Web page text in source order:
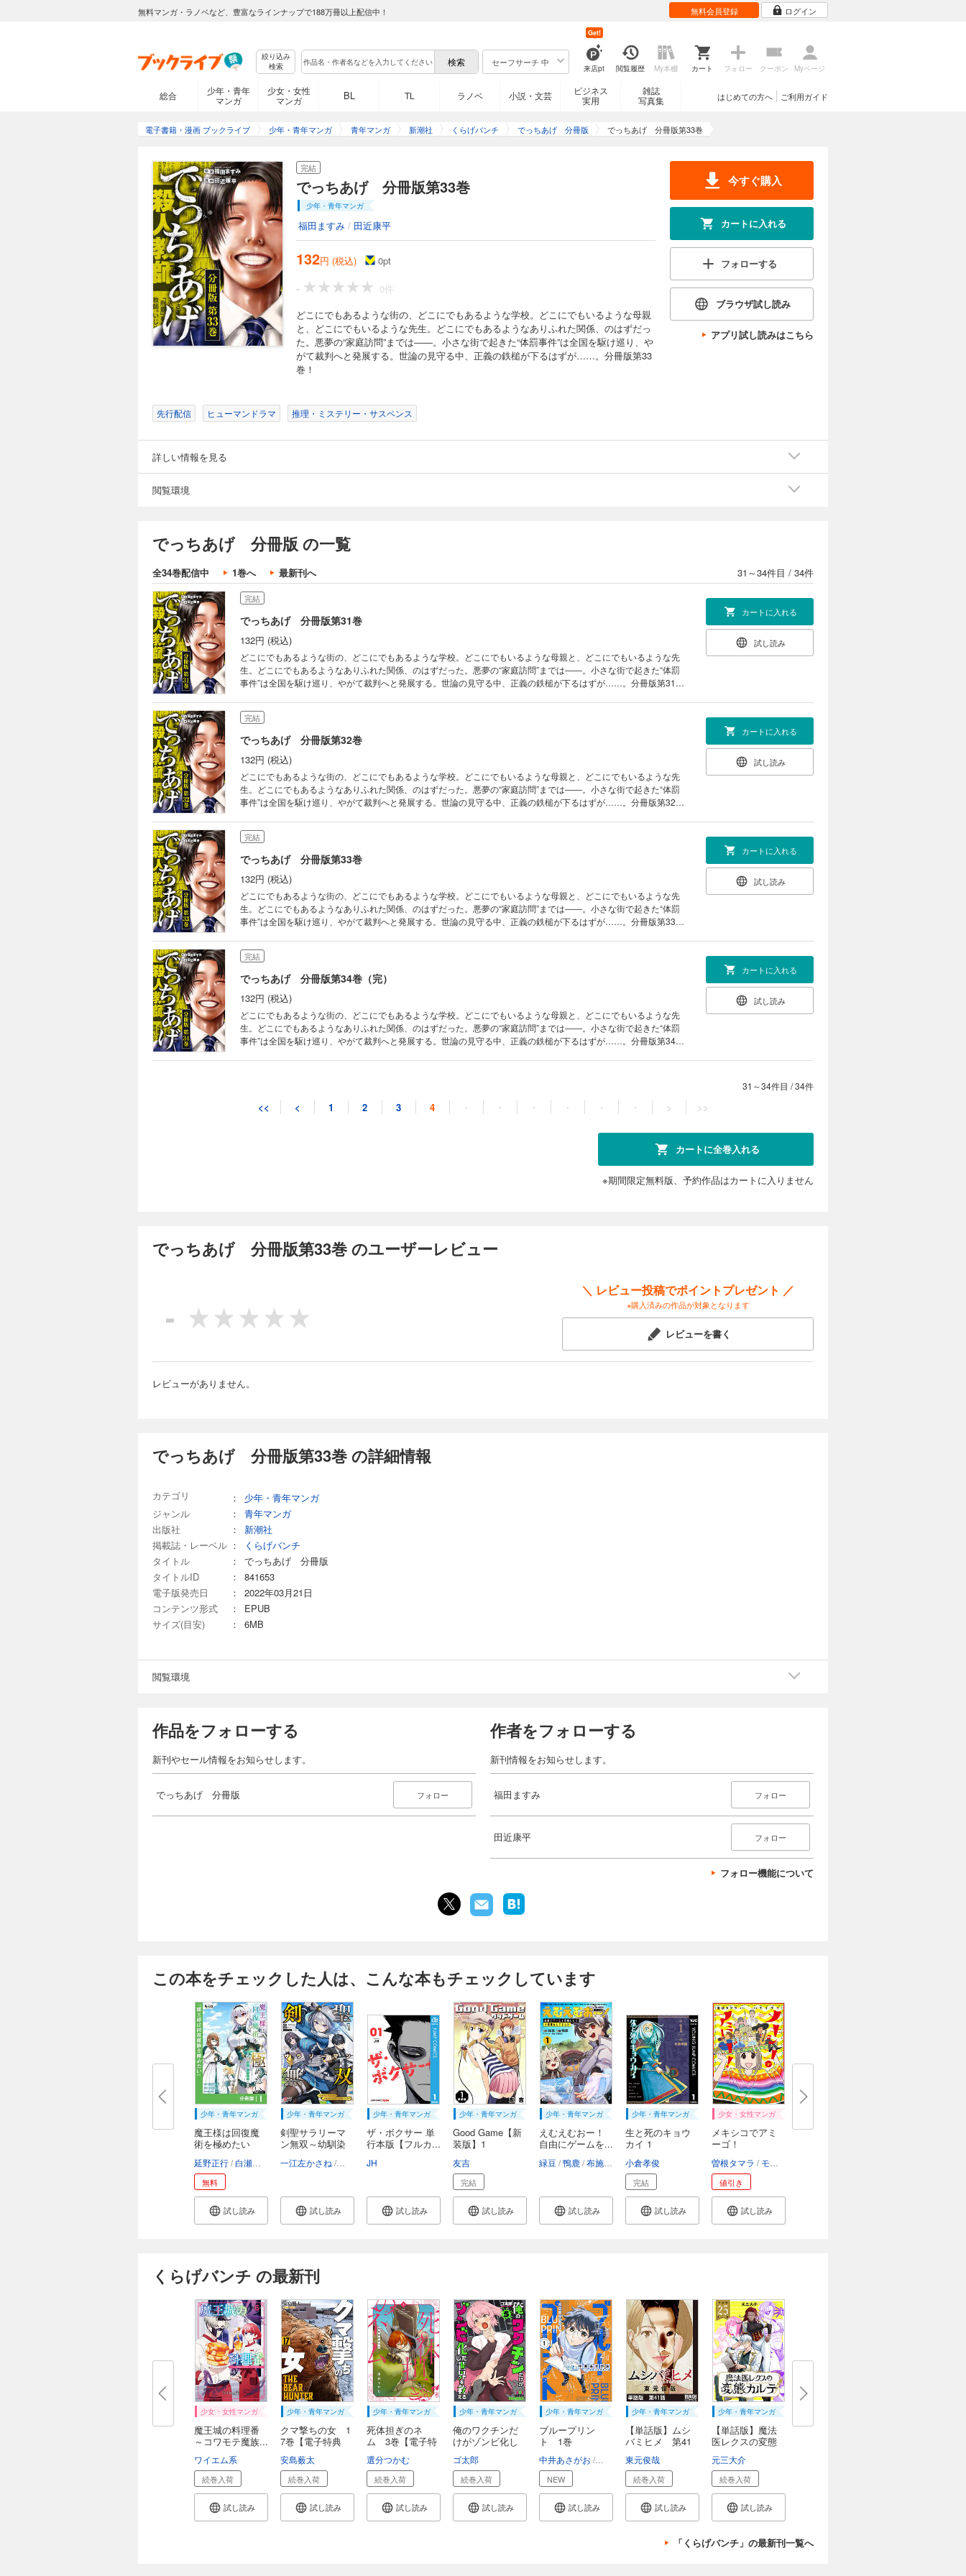
無料マンガ・ラノベなど、豊富なラインナップで188万冊以上配信中！ 無料会員登録 ログイン
絞り込み
検索
セーフサーチ 中
来店pt
Get!
閲覧履歴 My本棚 カート フォロー クーポン Myページ
総合
少年・青年
マンガ
少女・女性
マンガ
BL TL ラノベ 小説・文芸
ビジネス
実用
雑誌
写真集
ご利用ガイド
はじめての方へ
電子書籍・漫画 ブックライブ 少年・青年マンガ 青年マンガ 新潮社 くらげバンチ でっちあげ 分冊版 でっちあげ 分冊版第33巻
完結
でっちあげ 分冊版第33巻
少年・青年マンガ
福田ますみ / 田近康平
132円 (税込) 0pt
-
0件
どこにでもあるような街の、どこにでもあるような学校。どこにでもいるような母親
と、どこにでもいるような先生。どこにでもあるようなありふれた関係、のはずだっ
た。悪夢の“家庭訪問”までは――。小さな街で起きた“体罰事件”は全国を駆け巡り、や
がて裁判へと発展する。世論の見守る中、正義の鉄槌が下るはずが……。分冊版第33
巻！
今すぐ購入
カートに入れる
フォローする
ブラウザ試し読み
アプリ試し読みはこちら
先行配信 ヒューマンドラマ 推理・ミステリー・サスペンス
詳しい情報を見る
閲覧環境
でっちあげ 分冊版 の一覧
全34巻配信中 1巻へ 最新刊へ 31～34件目 / 34件
どこにでもあるような街の、どこにでもあるような学校。どこにでもいるような母親と、どこにでもいるような先
生。どこにでもあるようなありふれた関係、のはずだった。悪夢の“家庭訪問”までは――。小さな街で起きた“体罰
事件”は全国を駆け巡り、やがて裁判へと発展する。世論の見守る中、正義の鉄槌が下るはずが……。分冊版第26
巻！
カートに入れる
試し読み
132円 (税込)
どこにでもあるような街の、どこにでもあるような学校。どこにでもいるような母親と、どこにでもいるような先
生。どこにでもあるようなありふれた関係、のはずだった。悪夢の“家庭訪問”までは――。小さな街で起きた“体罰
事件”は全国を駆け巡り、やがて裁判へと発展する。世論の見守る中、正義の鉄槌が下るはずが……。分冊版第27
巻！
完結
でっちあげ 分冊版第28巻
132円 (税込)
どこにでもあるような街の、どこにでもあるような学校。どこにでもいるような母親と、どこにでもいるような先
生。どこにでもあるようなありふれた関係、のはずだった。悪夢の“家庭訪問”までは――。小さな街で起きた“体罰
事件”は全国を駆け巡り、やがて裁判へと発展する。世論の見守る中、正義の鉄槌が下るはずが……。分冊版第28
巻！
132円 (税込)
どこにでもあるような街の、どこにでもあるような学校。どこにでもいるような母親と、どこにでもいるような先
事件”は全国を駆け巡り、やがて裁判へと発展する。世論の見守る中、正義の鉄槌が下るはずが……。分冊版第29
どこにでもあるような街の、どこにでもあるような学校。どこにでもいるような母親と、どこにでもいるような先
生。どこにでもあるようなありふれた関係、のはずだった。悪夢の“家庭訪問”までは――。小さな街で起きた“体罰
巻！
カートに入れる
完結
でっちあげ 分冊版第31巻
132円 (税込)
どこにでもあるような街の、どこにでもあるような学校。どこにでもいるような母親と、どこにでもいるような先
生。どこにでもあるようなありふれた関係、のはずだった。悪夢の“家庭訪問”までは――。小さな街で起きた“体罰
事件”は全国を駆け巡り、やがて裁判へと発展する。世論の見守る中、正義の鉄槌が下るはずが……。分冊版第31
カートに入れる
試し読み
完結
でっちあげ 分冊版第32巻
132円 (税込)
どこにでもあるような街の、どこにでもあるような学校。どこにでもいるような母親と、どこにでもいるような先
生。どこにでもあるようなありふれた関係、のはずだった。悪夢の“家庭訪問”までは――。小さな街で起きた“体罰
事件”は全国を駆け巡り、やがて裁判へと発展する。世論の見守る中、正義の鉄槌が下るはずが……。分冊版第32
カートに入れる
試し読み
完結
でっちあげ 分冊版第33巻
132円 (税込)
どこにでもあるような街の、どこにでもあるような学校。どこにでもいるような母親と、どこにでもいるような先
生。どこにでもあるようなありふれた関係、のはずだった。悪夢の“家庭訪問”までは――。小さな街で起きた“体罰
事件”は全国を駆け巡り、やがて裁判へと発展する。世論の見守る中、正義の鉄槌が下るはずが……。分冊版第33
カートに入れる
試し読み
完結
でっちあげ 分冊版第34巻（完）
132円 (税込)
どこにでもあるような街の、どこにでもあるような学校。どこにでもいるような母親と、どこにでもいるような先
生。どこにでもあるようなありふれた関係、のはずだった。悪夢の“家庭訪問”までは――。小さな街で起きた“体罰
事件”は全国を駆け巡り、やがて裁判へと発展する。世論の見守る中、正義の鉄槌が下るはずが……。分冊版第34
カートに入れる
試し読み
31～34件目 /34件
<< < 1 2 3 4 ・ ・ ・ ・ ・ ・ > >>
カートに全巻入れる
※期間限定無料版、予約作品はカートに入りません
でっちあげ 分冊版第33巻 のユーザーレビュー
-
＼ レビュー投稿でポイントプレゼント ／
※購入済みの作品が対象となります
レビューを書く
レビューがありません。
でっちあげ 分冊版第33巻 の詳細情報
カテゴリ ：
少年・青年マンガ
ジャンル
：
青年マンガ
出版社
：
新潮社
掲載誌・レーベル ：
くらげバンチ
タイトル
：
でっちあげ 分冊版
タイトルID
：
841653
電子版発売日
：
2022年03月21日
コンテンツ形式
：
EPUB
サイズ(目安)
： 6MB
閲覧環境
作品をフォローする
新刊やセール情報をお知らせします。
でっちあげ 分冊版 フォロー
作者をフォローする
新刊情報をお知らせします。
福田ますみ フォロー
田近康平 フォロー
フォロー機能について
この本をチェックした人は、こんな本もチェックしています
少年・青年マンガ
魔王様は回復魔
術を極めたい
延野正行 白瀬岬 ふつー
無料
試し読み
少年・青年マンガ
剣聖サラリーマ
ン無双～幼馴染
一江左かさね へいろー
試し読み
少年・青年マンガ
ザ・ボクサー 単
行本版【フルカ...
JH
試し読み
少年・青年マンガ
Good Game【新
装版】1
友吉
完結
試し読み
少年・青年マンガ
えむえむおー！
自由にゲームを...
緑豆 鴨鹿 布施龍太
試し読み
少年・青年マンガ
生と死のキョウ
カイ 1
小倉孝俊
完結
試し読み
少女・女性マンガ
メキシコでアミ
ーゴ！
曽根タマラ モイライ
値引き
試し読み
くらげバンチ の最新刊
少女・女性マンガ
魔王城の料理番
～コワモテ魔族...
ワイエム系
続巻入荷
試し読み
少年・青年マンガ
クマ撃ちの女 1
7巻【電子特典
安島薮太
続巻入荷
試し読み
少年・青年マンガ
死体担ぎのネ
ム 3巻【電子特
選分つかむ
続巻入荷
試し読み
少年・青年マンガ
俺のワクチンだ
けがゾンビ化し
ゴ太郎
続巻入荷
試し読み
少年・青年マンガ
ブループリン
ト 1巻
中井あさがお クマタイチ
NEW
試し読み
少年・青年マンガ
【単話版】ムシ
バミヒメ 第41
東元俊哉
続巻入荷
試し読み
少年・青年マンガ
【単話版】魔法
医レクスの変態
元三大介
続巻入荷
試し読み
「くらげバンチ」の最新刊一覧へ